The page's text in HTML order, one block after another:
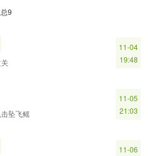
总9
11-04
19:48
坠飞鳐
11-05
21:03
11-06